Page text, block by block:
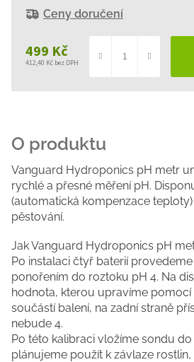
499 Kč
412,40 Kč bez DPH
cena:
Ceny doručení
Vanguard Hydroponics pH metr
rychlé a přesné měření pH.
(automatická kompenzace
pěstování.
Jak Vanguard Hydroponics pH
Po instalaci čtyř baterií
ponořením do roztoku pH 4. Na
hodnota, kterou upravíme
součástí balení, na zadní straně
nebude 4.
Po této kalibraci vložíme sondu
plánujeme použít k závlaze rostlin,